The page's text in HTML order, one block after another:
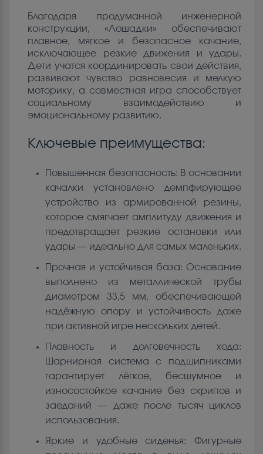
Благодаря продуманной инженерной
конструкции, «Лошадки» обеспечивают
плавное, мягкое и безопасное качание,
исключающее резкие движения и удары.
Дети учатся координировать свои действия,
развивают чувство равновесия и мелкую
моторику, а совместная игра способствует
социальному взаимодействию и
эмоциональному развитию.
Ключевые преимущества:
Повышенная безопасность: В основании
качалки установлено демпфирующее
устройство из армированной резины,
которое смягчает амплитуду движения и
предотвращает резкие остановки или
удары — идеально для самых маленьких.
Прочная и устойчивая база: Основание
выполнено из металлической трубы
диаметром 33,5 мм, обеспечивающей
надёжную опору и устойчивость даже
при активной игре нескольких детей.
Плавность и долговечность хода:
Шарнирная система с подшипниками
гарантирует лёгкое, бесшумное и
износостойкое качание без скрипов и
заеданий — даже после тысяч циклов
использования.
Яркие и удобные сиденья: Фигурные